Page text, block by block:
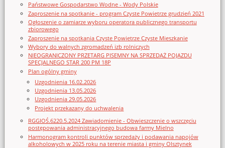
Państwowe Gospodarstwo Wodne - Wody Polskie
Zaproszenie na spotkanie - program Czyste Powietrze grudzień 2021
Ogłoszenie o zamiarze wyboru operatora publicznego transportu
zbiorowego
Zaproszenie na spotkania Czyste Powietrze Czyste Mieszkanie
Wybory do walnych zgromadzeń izb rolniczych
NIEOGRANICZONY PRZETARG PISEMNY NA SPRZEDAŻ POJAZDU
SPECJALNEGO STAR 200 PM 18P
Plan ogólny gminy
Uzgodnienia 16.02.2026
Uzgodnienia 13.05.2026
Uzgodnienia 29.05.2026
Projekt przekazany do uchwalenia
RGGIOŚ.6220.5.2024 Zawiadomienie - Obwieszczenie o wszczęciu
postępowania administracyjnego budowa farmy Mielno
Harmonogram kontroli punktów sprzedaży i podawania napojów
alkoholowych w 2025 roku na terenie miasta i gminy Olsztynek